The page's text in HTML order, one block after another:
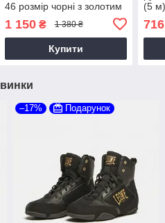
46 розмір чорні з золотим
1 150₴ 1 380 ₴
Купити
(5
716
–17% Подарунок